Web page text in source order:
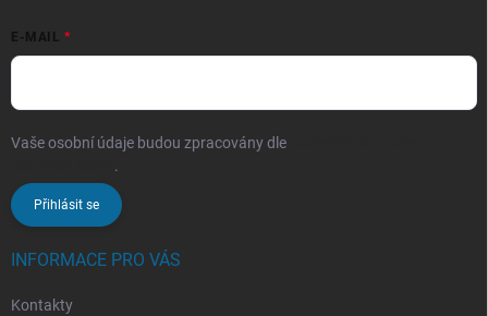
E-MAIL
Vaše osobní údaje budou zpracovány dle
.
Přihlásit se
INFORMACE PRO VÁS
Kontakty